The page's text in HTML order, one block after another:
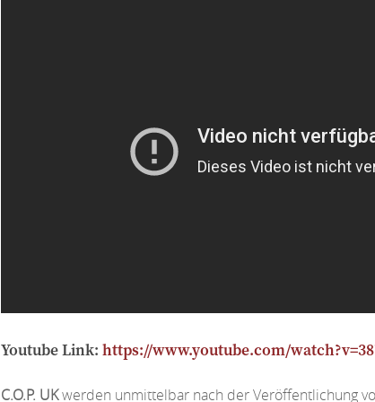
Youtube Link: https://www.youtube.com/
C.O.P. UKwerden unmittelbar nach der Veröffentlichung